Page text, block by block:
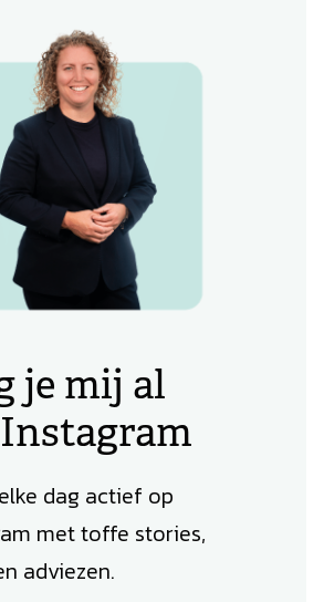
je mij al
dag actief op
met toffe stories,
adviezen.